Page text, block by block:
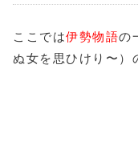
ここでは伊勢物語の
ぬ女を思ひけり〜）